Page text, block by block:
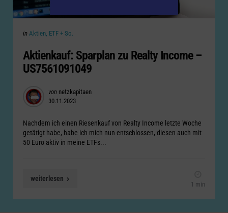
Categories
Posted
in Aktien, ETF + So.
Aktienkauf: Sparplan zu Realty Income –
US7561091049
Posted
by
von netzkapitaen
30.11.2023
Nachdem ich einen Riesenkauf von Realty Income letzte Woche
getätigt habe, habe ich mich nun entschlossen, diesen auch mit
50 Euro aktiv in meine ETFs...
weiterlesen
1 min